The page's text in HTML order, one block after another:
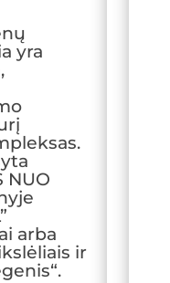
yra
NUO
arba
ir